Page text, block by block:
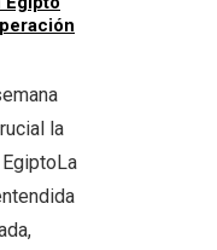
la